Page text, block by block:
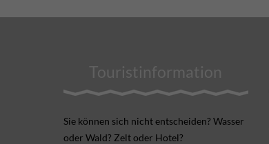
Touristinformation
Sie können sich nicht ent­scheiden? Wasser
oder Wald? Zelt oder Hotel?